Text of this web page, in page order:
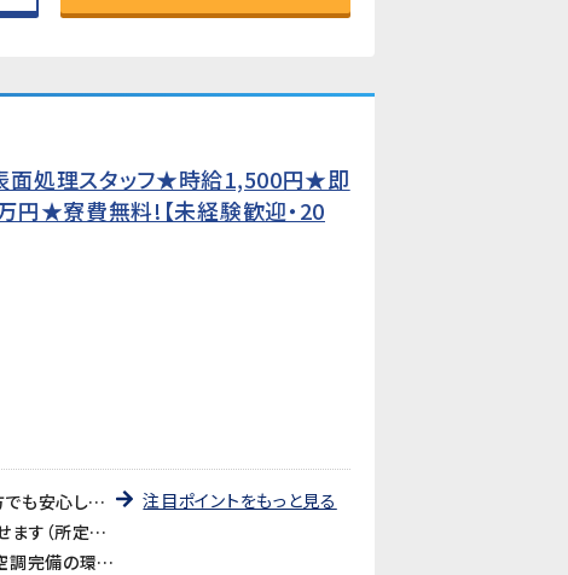
面処理スタッフ★時給1,500円★即
★寮費無料!【未経験歓迎・20
《即日勤務OK・未経験でも安心》入社後は日勤の教育期間からスタートするので、2交替勤務が初めての方でも安心してスタートできます。工場未経験の方も大歓迎です。
《時給1,500円・2交替で月収311,250円以上可》残業・深夜手当が加算され、月収311,250円以上を目指せます（所定21.25日・残業25h・深夜25hの場合）。
《食堂あり・お茶無料・全体空調完備》食堂（約400円・4種・11:30〜13:30）が利用できます。お茶も無料。空調完備の環境ですが、作業場によっては暑さを感じる場合があります。
注目ポイントをもっと見る